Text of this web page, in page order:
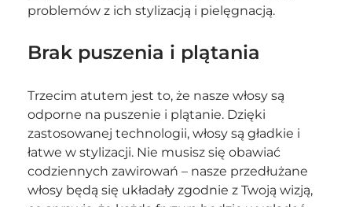
problemów z ich stylizacją i pielęgnacją.
Brak puszenia i plątania
Trzecim atutem jest to, że nasze włosy są
odporne na puszenie i plątanie. Dzięki
zastosowanej technologii, włosy są gładkie i
łatwe w stylizacji. Nie musisz się obawiać
codziennych zawirowań – nasze przedłużane
włosy będą się układały zgodnie z Twoją wizją,